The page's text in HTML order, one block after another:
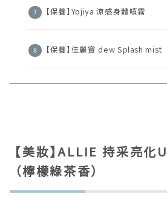
【保養】Yojiya 涼感身體噴霧
【保養】佳麗寶 dew Splash mist
【美妝】ALLIE 持采亮化
（檸檬綠茶香）